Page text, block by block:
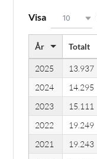
Visa 10
År Totalt
2025 13.937
2024
14.295
2023
15.111
2022
19.249
2021
19.243